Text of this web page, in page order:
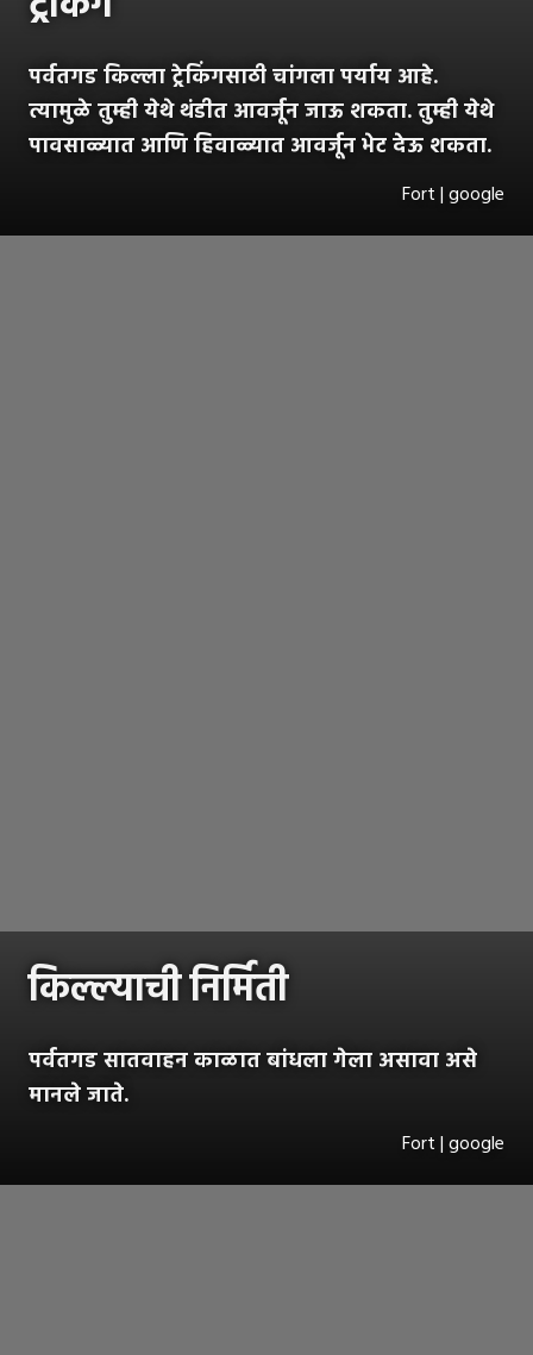
पर्वतगड किल्ला ट्रेकिंगसाठी चांगला पर्याय आहे.
त्यामुळे तुम्ही येथे थंडीत आवर्जून जाऊ शकता. तुम्ही येथे
पावसाळ्यात आणि हिवाळ्यात आवर्जून भेट देऊ शकता.
Fort | google
किल्ल्याची निर्मिती
पर्वतगड सातवाहन काळात बांधला गेला असावा असे
मानले जाते.
Fort | google